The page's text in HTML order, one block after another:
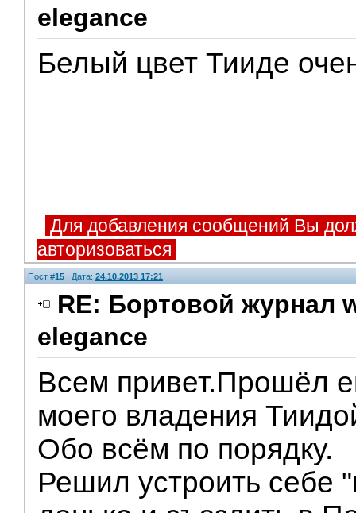
elegance
Белый цвет Тииде
Для добавления сообщений Вы
авторизоваться
Пост #15 Дата: 24.10.2013 17:21
RE: Бортовой журнал
elegance
Всем привет.Прошёл
моего владения
Обо всём по порядку.
Решил устроить себе